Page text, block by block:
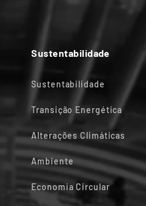
Sustentabilidade
Sustentabilidade
Transição Energética
Alterações Climáticas
Ambiente
Economia Circular